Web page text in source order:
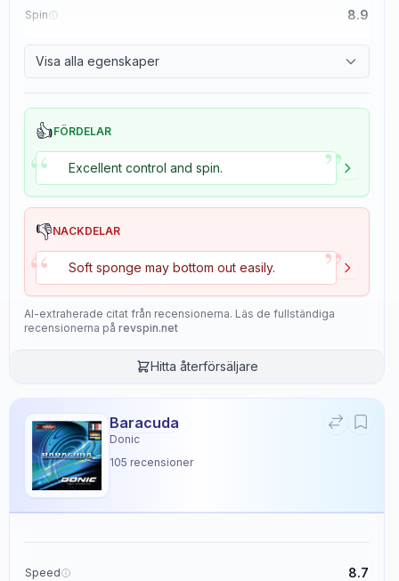
Spin 8.9
Visa alla egenskaper
👍FÖRDELAR
“ Excellent control and spin. ”
👎NACKDELAR
“ Soft sponge may bottom out easily. ”
AI-extraherade citat från recensionerna. Läs de fullständiga
recensionerna på revspin.net
Hitta återförsäljare
Baracuda
Donic
105 recensioner
Speed 8.7